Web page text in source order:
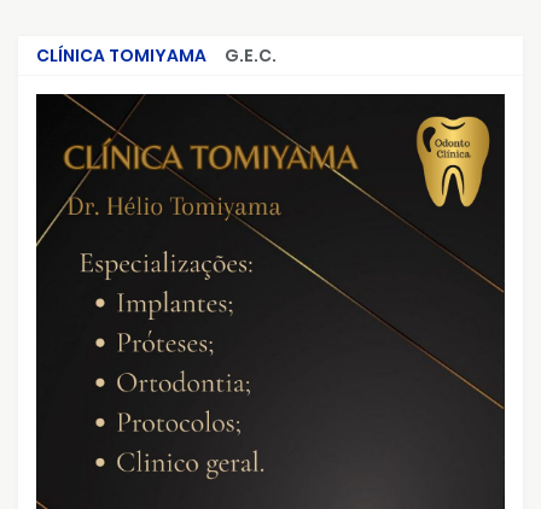
CLÍNICA TOMIYAMA
G.E.C.
CRIMES QUE ABALARAM O BRASIL